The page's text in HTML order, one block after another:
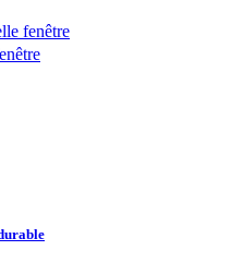
fenêtre